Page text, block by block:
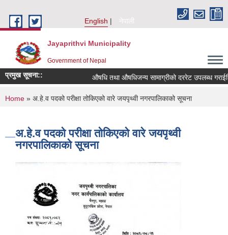
English
नेपाली
Jayaprithvi Municipality
Government of Nepal
प्रमुख सूचना:: औषधि तथा औषधिजन्य सामाग्रीको दररेट उपलब्ध
You are here
Home » अ.हे.व पदको परीक्षा तोकिएको वारे जयपृथ्वी नगरपालिकाको सूचना
अ.हे.व पदको परीक्षा तोकिएको वारे जयपृथ्वी
नगरपालिकाको सूचना